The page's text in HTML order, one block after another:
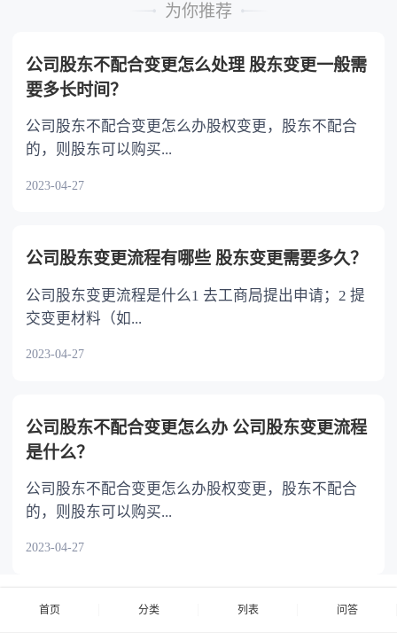
为你推荐
公司股东不配合变更怎么处理 股东变更一般需
要多长时间？
公司股东不配合变更怎么办股权变更，股东不配合
的，则股东可以购买...
2023-04-27
公司股东变更流程有哪些 股东变更需要多久？
公司股东变更流程是什么1 去工商局提出申请；2 提
交变更材料（如...
2023-04-27
公司股东不配合变更怎么办 公司股东变更流程
是什么？
公司股东不配合变更怎么办股权变更，股东不配合
的，则股东可以购买...
2023-04-27
首页 分类 列表 问答